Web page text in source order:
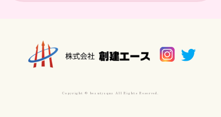
Copyright © beautyaqua All Rights Reserved.